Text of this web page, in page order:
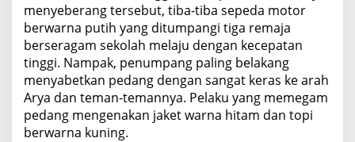
menyeberang tersebut, tiba-tiba sepeda motor
berwarna putih yang ditumpangi tiga remaja
berseragam sekolah melaju dengan kecepatan
tinggi. Nampak, penumpang paling belakang
menyabetkan pedang dengan sangat keras ke arah
Arya dan teman-temannya. Pelaku yang memegam
pedang mengenakan jaket warna hitam dan topi
berwarna kuning.